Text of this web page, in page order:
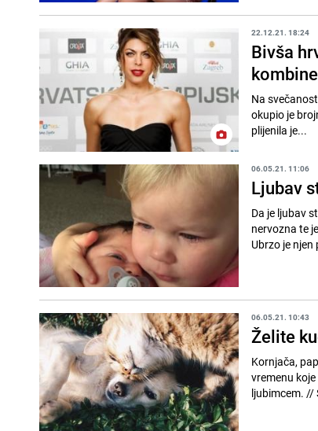
22.12.21. 18:24
Bivša
Na
okupio je
plijenila je...
06.05.21. 11:06
Ljubav
Da je ljubav
nervozna te
Ubrzo je
06.05.21. 10:43
Želite
Kornjača,
vremenu